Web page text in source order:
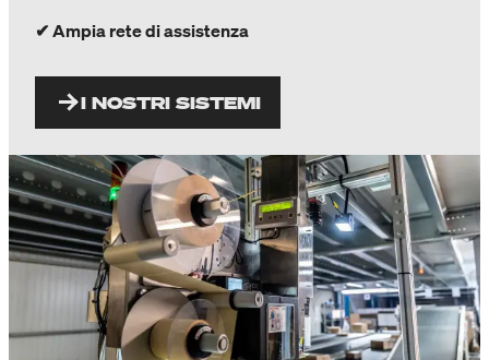
✔Ampia rete di assistenza
I NOSTRI SISTEMI